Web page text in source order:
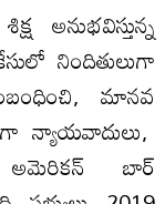
నిందితులుగా
మానవ
న్యాయవాదులు,
అమెరికన్ బార్